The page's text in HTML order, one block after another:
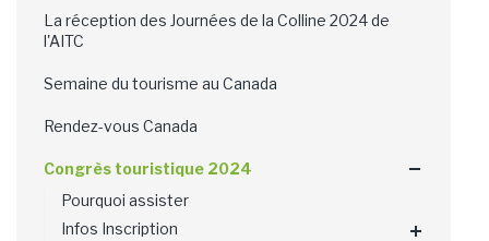
La réception des Journées de la Colline 2024 de
l'AITC
Semaine du tourisme au Canada
Rendez-vous Canada
Congrès touristique 2024
Pourquoi assister
Infos Inscription